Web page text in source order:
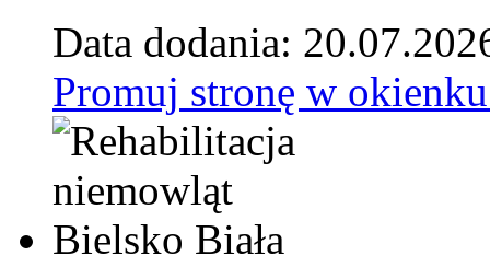
Data dodania:
Promuj stronę w